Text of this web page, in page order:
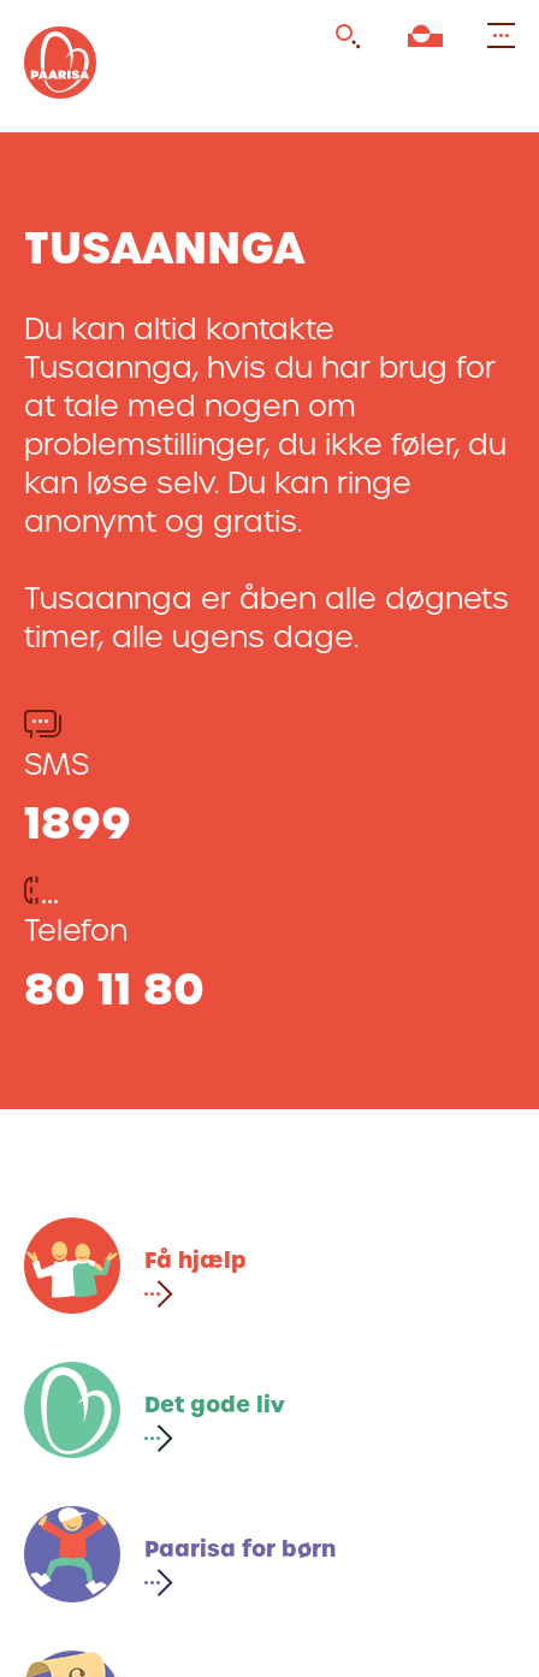
forsiden
TUSAANNGA
Du kan altid kontakte
Tusaannga, hvis du har brug for
at tale med nogen om
problemstillinger, du ikke føler, du
kan løse selv. Du kan ringe
anonymt og gratis.
Tusaannga er åben alle døgnets
timer, alle ugens dage.
SMS
1899
Telefon
80 11 80
Få hjælp
Det gode liv
Paarisa for børn